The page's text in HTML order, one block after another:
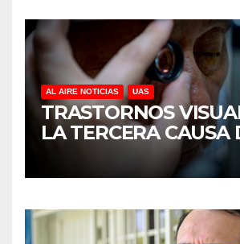
AL AIRE NOTICIAS UAS
TRASTORNOS
LA TERCERA CAUSA
DISCAPACIDAD EN
REVELA ESTUDIO